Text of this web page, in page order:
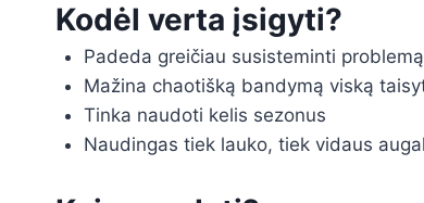
Kodėl verta įsigyti?
Padeda greičiau susisteminti problemą
Mažina chaotišką bandymą viską
Tinka naudoti kelis sezonus
Naudingas tiek lauko, tiek vidaus